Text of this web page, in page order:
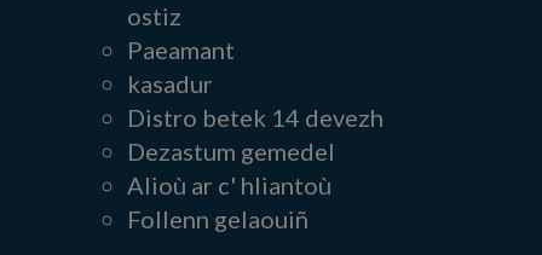
ostiz
Paeamant
kasadur
Distro betek 14 devezh
Dezastum gemedel
Alioù ar c' hliantoù
Follenn gelaouiñ